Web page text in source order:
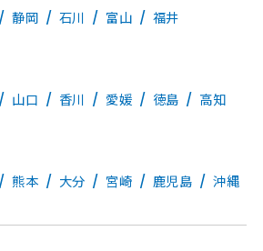
静岡 石川 富山 福井
山口 香川 愛媛 徳島 高知
熊本 大分 宮崎 鹿児島 沖縄